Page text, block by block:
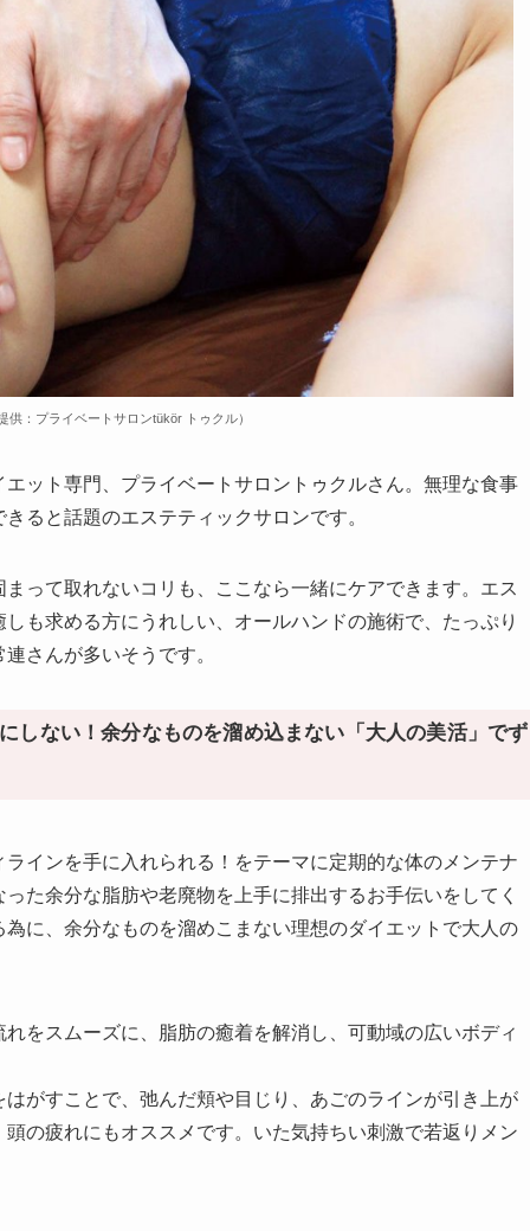
：プライベートサロンtükör トゥクル）
ット専門、プライベートサロントゥクルさん。無理な食事
ると話題のエステティックサロンです。
って取れないコリも、ここなら一緒にケアできます。エス
も求める方にうれしい、オールハンドの施術で、たっぷり
さんが多いそうです。
しない！余分なものを溜め込まない「大人の美活」でず
インを手に入れられる！をテーマに定期的な体のメンテナ
た余分な脂肪や老廃物を上手に排出するお手伝いをしてく
に、余分なものを溜めこまない理想のダイエットで大人の
をスムーズに、脂肪の癒着を解消し、可動域の広いボディ
がすことで、弛んだ頬や目じり、あごのラインが引き上が
の疲れにもオススメです。いた気持ちい刺激で若返りメン